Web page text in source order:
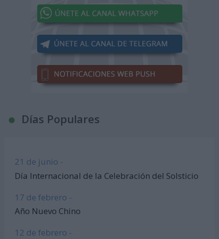
Días Populares
21 de junio -
Día Internacional de la Celebración del Solsticio
17 de febrero -
Año Nuevo Chino
12 de febrero -